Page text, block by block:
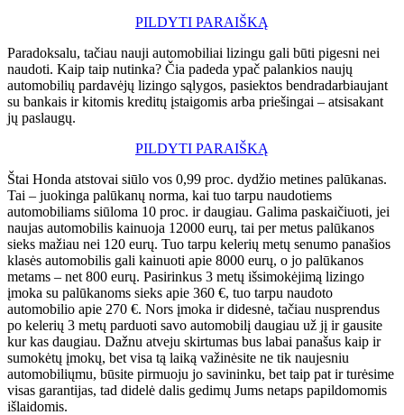
PILDYTI PARAIŠKĄ
Paradoksalu, tačiau nauji automobiliai lizingu gali būti pigesni nei
naudoti. Kaip taip nutinka? Čia padeda ypač palankios naujų
automobilių pardavėjų lizingo sąlygos, pasiektos bendradarbiaujant
su bankais ir kitomis kreditų įstaigomis arba priešingai – atsisakant
jų paslaugų.
PILDYTI PARAIŠKĄ
Štai Honda atstovai siūlo vos 0,99 proc. dydžio metines palūkanas.
Tai – juokinga palūkanų norma, kai tuo tarpu naudotiems
automobiliams siūloma 10 proc. ir daugiau. Galima paskaičiuoti, jei
naujas automobilis kainuoja 12000 eurų, tai per metus palūkanos
sieks mažiau nei 120 eurų. Tuo tarpu kelerių metų senumo panašios
klasės automobilis gali kainuoti apie 8000 eurų, o jo palūkanos
metams – net 800 eurų. Pasirinkus 3 metų išsimokėjimą lizingo
įmoka su palūkanoms sieks apie 360 €, tuo tarpu naudoto
automobilio apie 270 €. Nors įmoka ir didesnė, tačiau nusprendus
po kelerių 3 metų parduoti savo automobilį daugiau už jį ir gausite
kur kas daugiau. Dažnu atveju skirtumas bus labai panašus kaip ir
sumokėtų įmokų, bet visa tą laiką važinėsite ne tik naujesniu
automobiliųmu, būsite pirmuoju jo savininku, bet taip pat ir turėsime
visas garantijas, tad didelė dalis gedimų Jums netaps papildomomis
išlaidomis.